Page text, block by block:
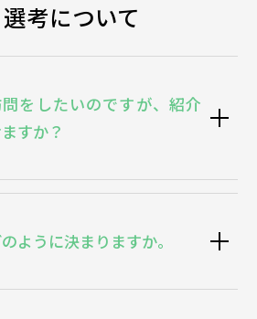
考について
問をしたいのですが、紹介
すか？
ように決まりますか。